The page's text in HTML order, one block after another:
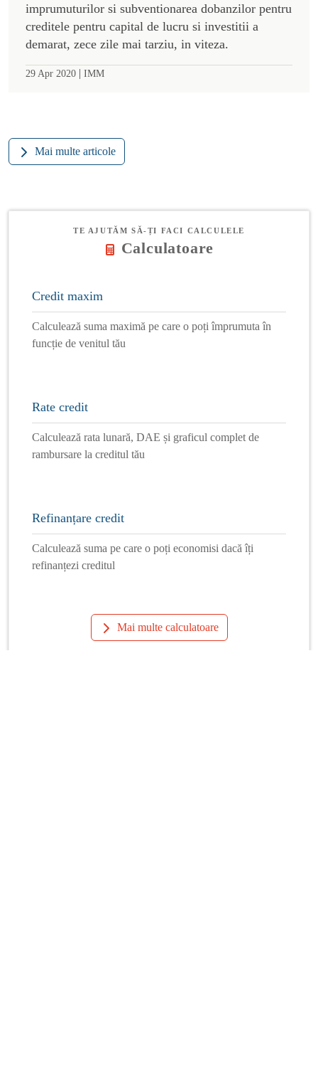
imprumuturilor si subventionarea dobanzilor pentru
creditele pentru capital de lucru si investitii a
demarat, zece zile mai tarziu, in viteza.
29 Apr 2020 | IMM
Mai multe articole
TE AJUTĂM SĂ-ȚI FACI CALCULELE
Calculatoare
Credit maxim
Calculează suma maximă pe care o poți împrumuta în
funcție de venitul tău
Rate credit
Calculează rata lunară, DAE și graficul complet de
rambursare la creditul tău
Refinanțare credit
Calculează suma pe care o poți economisi dacă îți
refinanțezi creditul
Mai multe calculatoare